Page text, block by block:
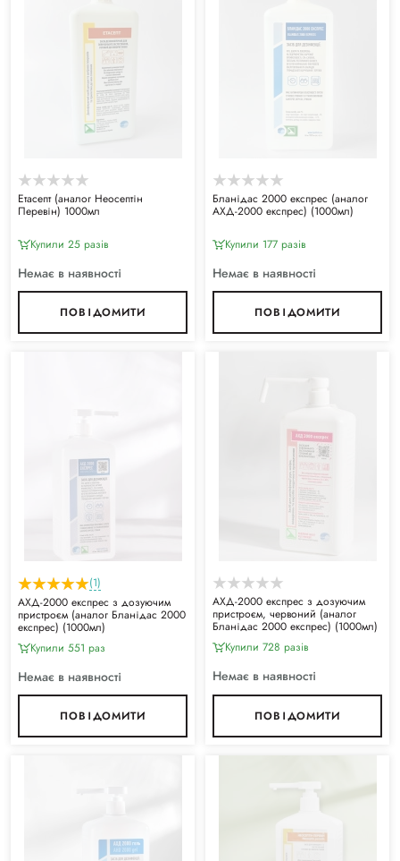
Етасепт (аналог Неосептін
Перевін) 1000мл
Купили 25 разiв
Немає в наявності
ПОВІДОМИТИ
Бланідас 2000 експрес (аналог
АХД-2000 експрес) (1000мл)
Купили 177 разiв
Немає в наявності
ПОВІДОМИТИ
(1)
АХД-2000 експрес з дозуючим
пристроєм (аналог Бланідас 2000
експрес) (1000мл)
Купили 551 раз
Немає в наявності
ПОВІДОМИТИ
АХД-2000 експрес з дозуючим
пристроєм, червоний (аналог
Бланідас 2000 експрес) (1000мл)
Купили 728 разiв
Немає в наявності
ПОВІДОМИТИ